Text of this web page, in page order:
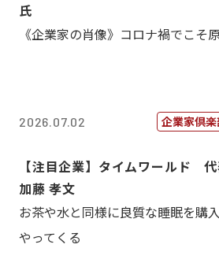
氏
《企業家の肖像》コロナ禍でこそ
2026.07.02 企業家倶
【注目企業】タイムワールド
加藤 孝文
お茶や水と同様に良質な睡眠を購
やってくる